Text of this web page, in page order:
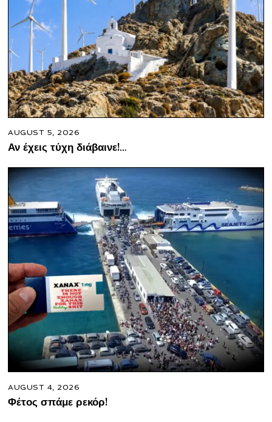
AUGUST 5, 2026
Αν έχεις τύχη διάβαινε!…
AUGUST 4, 2026
Φέτος σπάμε ρεκόρ!